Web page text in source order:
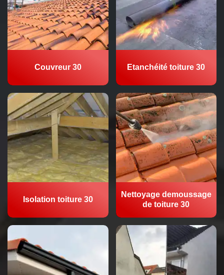
Couvreur 30 Etanchéité toiture 30
Isolation toiture 30
Nettoyage demoussage
de toiture 30